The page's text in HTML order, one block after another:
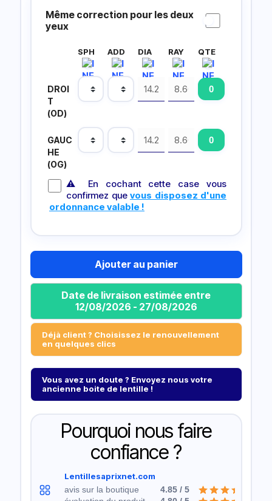
Même correction pour les deux
yeux
SPH ADD DIA RAY QTE
DROI
T
(OD)
GAUC
HE
(OG)
⚠ En cochant cette case vous
confirmez que vous disposez d'une
ordonnance valable !
Ajouter au panier
Date de livraison estimée entre
12/08/2026 - 27/08/2026
Déjà client ? Choisissez le renouvellement
en quelques clics
Vous avez un doute ? Envoyez nous votre
ancienne boite de lentille !
Pourquoi nous faire
confiance ?
Lentillesaprixnet.com
avis sur la boutique
4.85 / 5